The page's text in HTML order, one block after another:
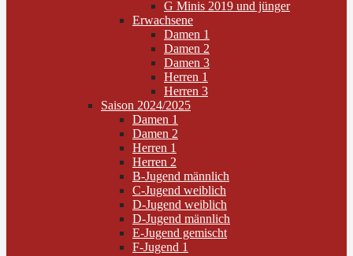
G Minis 2019 und jünger
Erwachsene
Damen 1
Damen 2
Damen 3
Herren 1
Herren 3
Saison 2024/2025
Damen 1
Damen 2
Herren 1
Herren 2
B-Jugend männlich
C-Jugend weiblich
D-Jugend weiblich
D-Jugend männlich
E-Jugend gemischt
F-Jugend 1